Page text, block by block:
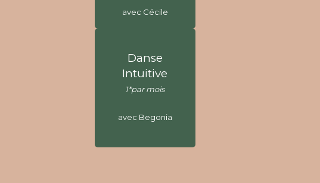
avec Cécile
Danse
Intuitive
1*par mois
avec Begonia
Intuitive